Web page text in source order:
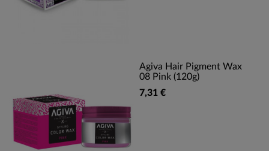
Agiva Hair Pigment Wax
08 Pink (120g)
7,31 €